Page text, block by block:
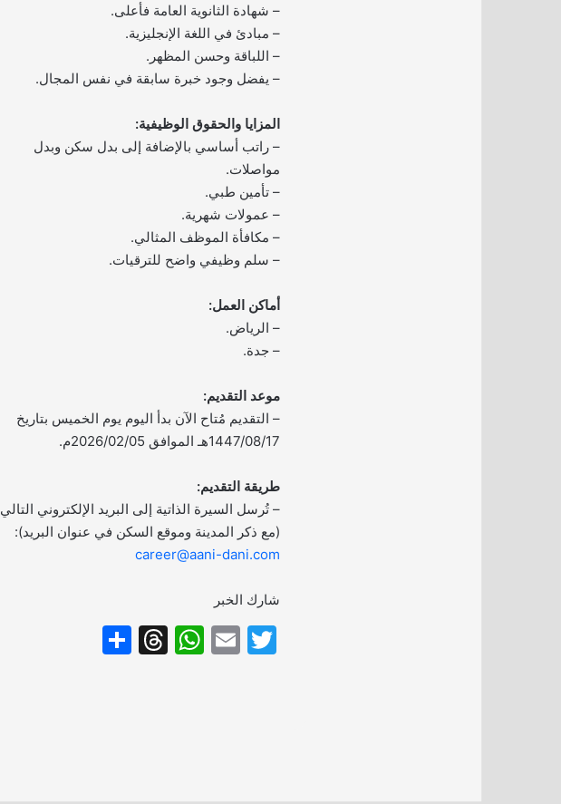
– شهادة الثانوية العامة فأعلى.
– مبادئ في اللغة الإنجليزية.
– اللباقة وحسن المظهر.
– يفضل وجود خبرة سابقة في نفس المجال.
المزايا والحقوق الوظيفية:
– راتب أساسي بالإضافة إلى بدل سكن وبدل
مواصلات.
– تأمين طبي.
– عمولات شهرية.
– مكافأة الموظف المثالي.
– سلم وظيفي واضح للترقيات.
أماكن العمل:
– الرياض.
– جدة.
موعد التقديم:
– التقديم مُتاح الآن بدأ اليوم يوم الخميس بتاريخ
1447/08/17هـ الموافق 2026/02/05م.
طريقة التقديم:
– تُرسل السيرة الذاتية إلى البريد الإلكتروني التالي
(مع ذكر المدينة وموقع السكن في عنوان البريد):
career@aani-dani.com
شارك الخبر
T
E
W
T
S